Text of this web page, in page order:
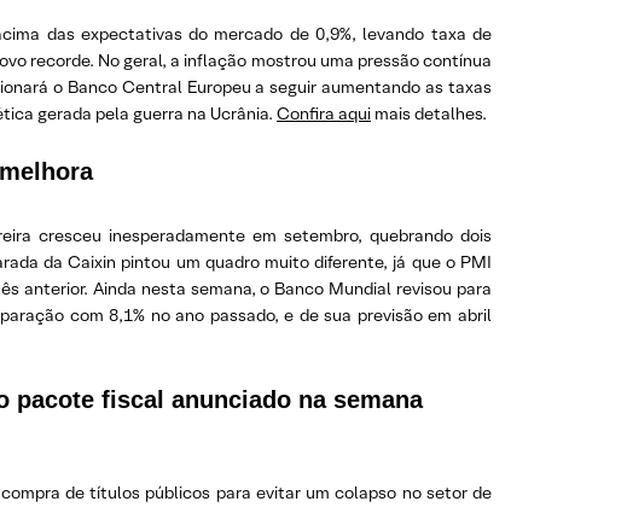
das expectativas do mercado de 0,9%, levando taxa de
recorde. No geral, a inflação mostrou uma pressão contínua
o Banco Central Europeu a seguir aumentando as taxas
gerada pela guerra na Ucrânia. Confira aqui mais detalhes.
cresceu inesperadamente em setembro, quebrando dois
da Caixin pintou um quadro muito diferente, já que o PMI
anterior. Ainda nesta semana, o Banco Mundial revisou para
com 8,1% no ano passado, e de sua previsão em abril
pacote fiscal anunciado na semana
de títulos públicos para evitar um colapso no setor de